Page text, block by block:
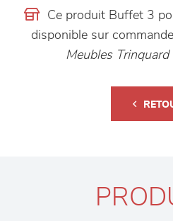
Ce produit Buffet 3
disponible sur
Meubles Trinquard